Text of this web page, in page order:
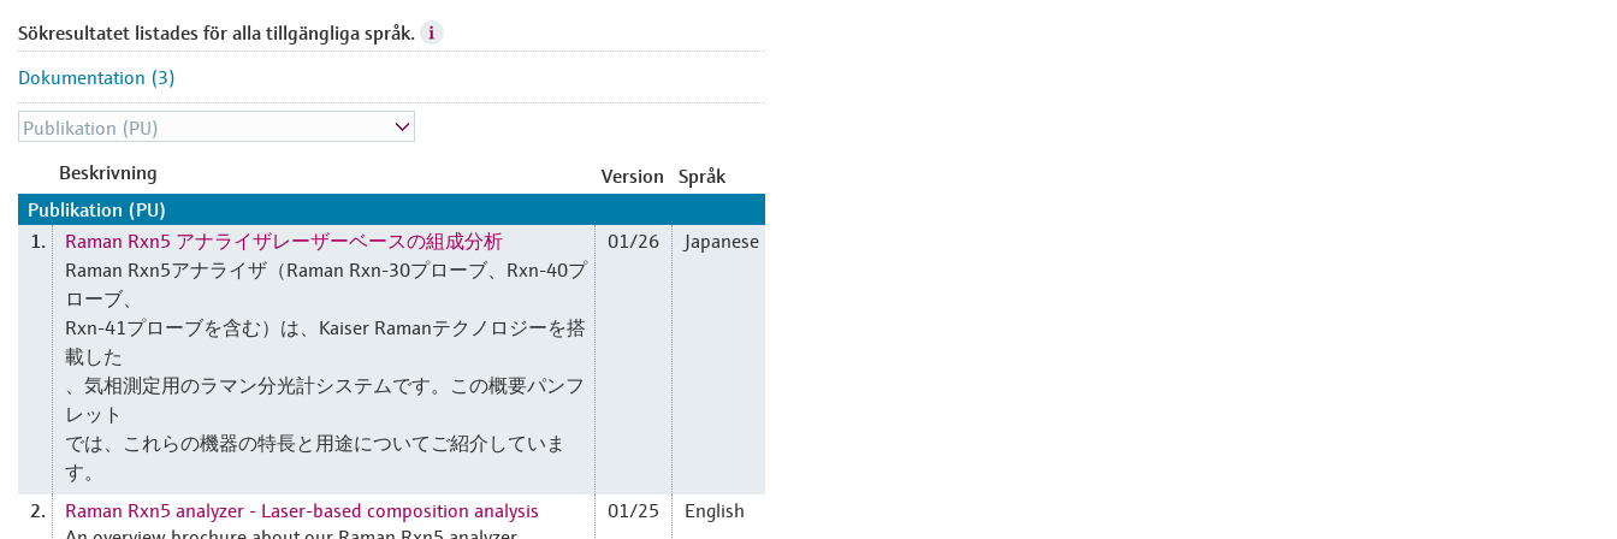
Sökresultatet listades för alla tillgängliga språk.
Dokumentation (3)
Beskrivning Version
Språk
Publikation (PU)
1.
Raman Rxn5 アナライザレーザーベースの組成分析
Raman Rxn5アナライザ（Raman Rxn-30プローブ、Rxn-40プ
ローブ、
Rxn-41プローブを含む）は、Kaiser Ramanテクノロジーを搭
載した
、気相測定用のラマン分光計システムです。この概要パンフ
レット
では、これらの機器の特長と用途についてご紹介していま
す。
01/26 Japanese
2.
Raman Rxn5 analyzer - Laser-based composition analysis
01/25 English